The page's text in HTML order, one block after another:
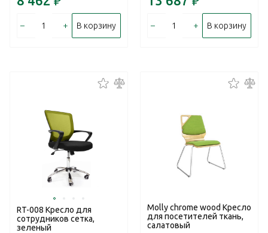
– + В корзину – + В корзину
RT-008 Кресло для
сотрудников сетка,
зеленый
Molly chrome wood Кресло
для посетителей ткань,
салатовый